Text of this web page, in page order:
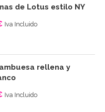
de Lotus estilo NY
Iva Incluido
rellena y
Iva Incluido